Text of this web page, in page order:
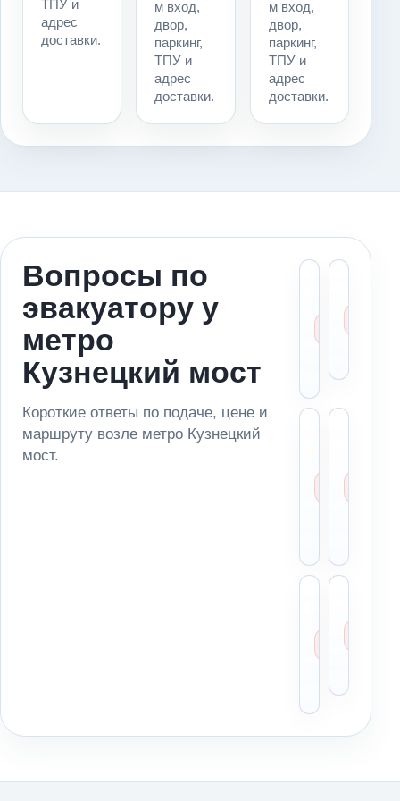
ТПУ и
адрес
доставки.
м вход,
двор,
паркинг,
ТПУ и
адрес
доставки.
м вход,
двор,
паркинг,
ТПУ и
адрес
доставки.
Вопросы по
эвакуатору у
метро
Кузнецкий мост
Короткие ответы по подаче, цене и
маршруту возле метро Кузнецкий
мост.
мост?